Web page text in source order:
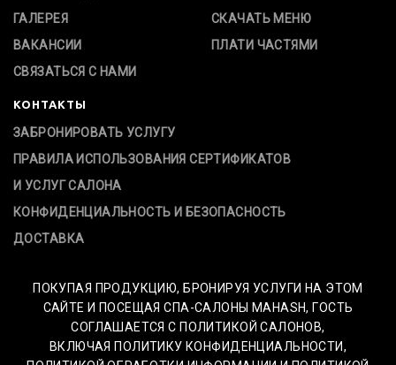
ГАЛЕРЕЯ
ВАКАНСИИ
СВЯЗАТЬСЯ С НАМИ
СКАЧАТЬ МЕНЮ
ПЛАТИ ЧАСТЯМИ
КОНТАКТЫ
ЗАБРОНИРОВАТЬ УСЛУГУ
ПРАВИЛА ИСПОЛЬЗОВАНИЯ СЕРТИФИКАТОВ
И УСЛУГ САЛОНА
КОНФИДЕНЦИАЛЬНОСТЬ И БЕЗОПАСНОСТЬ
ДОСТАВКА
ПОКУПАЯ ПРОДУКЦИЮ, БРОНИРУЯ УСЛУГИ НА ЭТОМ
САЙТЕ И ПОСЕЩАЯ СПА-САЛОНЫ MAHASH, ГОСТЬ
СОГЛАШАЕТСЯ С ПОЛИТИКОЙ САЛОНОВ,
ВКЛЮЧАЯ ПОЛИТИКУ КОНФИДЕНЦИАЛЬНОСТИ,